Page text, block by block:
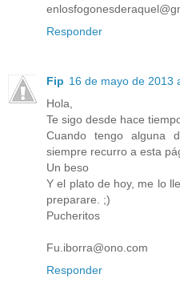
Responder
Fip 16 de mayo de 2013
Hola,
Te sigo desde hace
Cuando tengo alguna
siempre recurro a esta
Un beso
Y el plato de hoy, me lo
preparare. ;)
Pucheritos
Fu.iborra@ono.com
Responder